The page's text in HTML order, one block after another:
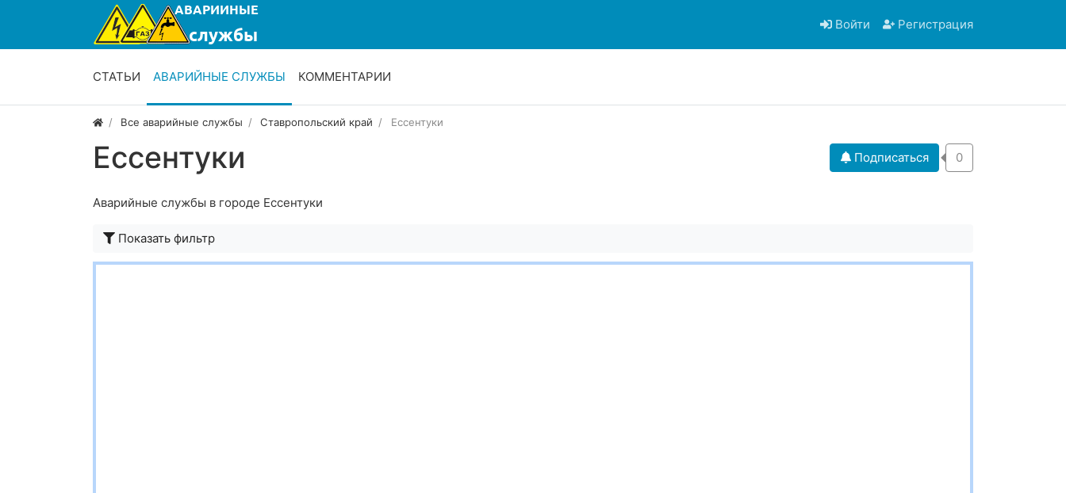
Войти Регистрация
СТАТЬИ АВАРИЙНЫЕ СЛУЖБЫ КОММЕНТАРИИ
Все аварийные службы Ставропольский край Ессентуки
Ессентуки Подписаться 0
Аварийные службы в городе Ессентуки
Показать фильтр